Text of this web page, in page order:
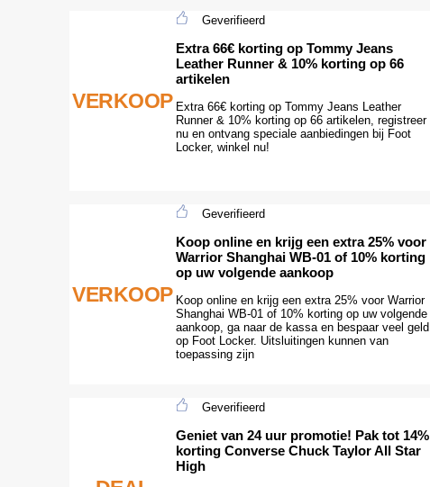
VERKOOP
Geverifieerd
Extra 66€ korting op Tommy Jeans
Leather Runner & 10% korting op 66
artikelen
Extra 66€ korting op Tommy Jeans Leather
Runner & 10% korting op 66 artikelen, registreer
nu en ontvang speciale aanbiedingen bij Foot
Locker, winkel nu!
VERKOOP
Geverifieerd
Koop online en krijg een extra 25% voor
Warrior Shanghai WB-01 of 10% korting
op uw volgende aankoop
Koop online en krijg een extra 25% voor Warrior
Shanghai WB-01 of 10% korting op uw volgende
aankoop, ga naar de kassa en bespaar veel geld
op Foot Locker. Uitsluitingen kunnen van
toepassing zijn
Geverifieerd
Geniet van 24 uur promotie! Pak tot 14%
korting Converse Chuck Taylor All Star
High